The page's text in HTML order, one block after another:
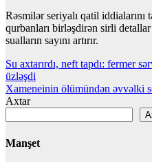
Rəsmilər seriyalı qatil iddialarını
qurbanları birləşdirən sirli
sualların sayını artırır.
Yazı
naviqasiyası
Su axtarırdı, neft tapdı: fermer
üzləşdi
Xameneinin ölümündən əvvəlki
Axtar
Manşet